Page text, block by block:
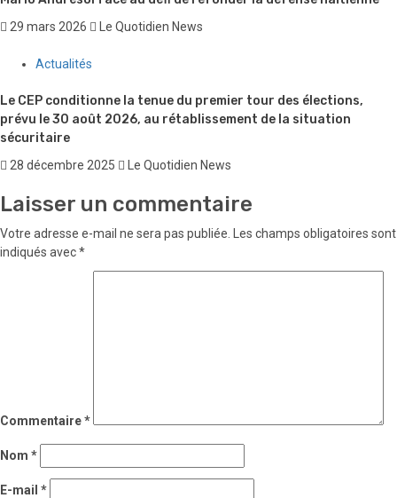
29 mars 2026 Le Quotidien News
Actualités
Le CEP conditionne la tenue du premier tour des élections,
prévu le 30 août 2026, au rétablissement de la situation
sécuritaire
28 décembre 2025 Le Quotidien News
Laisser un commentaire
Votre adresse e-mail ne sera pas publiée.
Les champs obligatoires sont
indiqués avec*
Commentaire*
Nom *
E-mail *